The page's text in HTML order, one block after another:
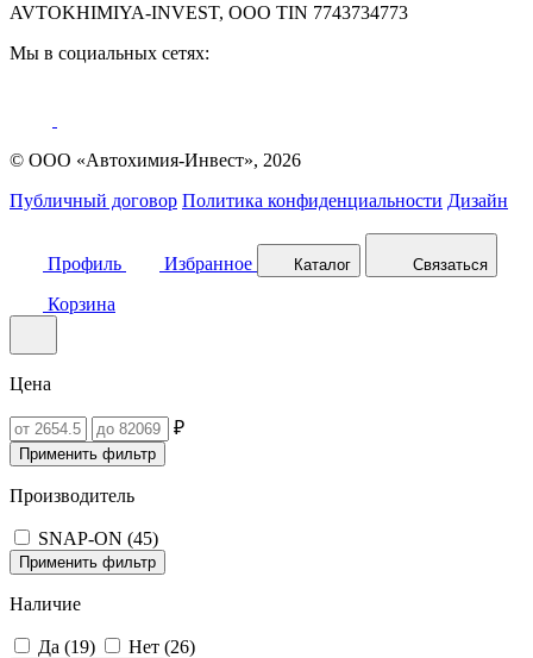
AVTOKHIMIYA-INVEST, OOO TIN 7743734773
Мы в социальных сетях:
© ООО «Автохимия-Инвест», 2026
Публичный договор Политика конфиденциальности Дизайн
Профиль Избранное Каталог Связаться
Корзина
Цена
₽
Применить фильтр
Производитель
SNAP-ON (45)
Применить фильтр
Наличие
Да (19) Нет (26)